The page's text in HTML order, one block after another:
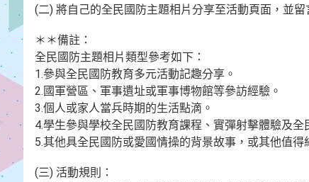
(二) 將自己的全民國防主題相片分享至活動頁面，並
＊＊備註：
全民國防主題相片類型參考如下：
1.參與全民國防教育多元活動記趣分享。
2.國軍營區、軍事遺址或軍事博物館等參訪經驗。
3.個人或家人當兵時期的生活點滴。
4.學生參與學校全民國防教育課程、實彈射擊體驗及全
5.其他具全民國防或愛國情操的背景故事，或其他值得
(三) 活動規則：